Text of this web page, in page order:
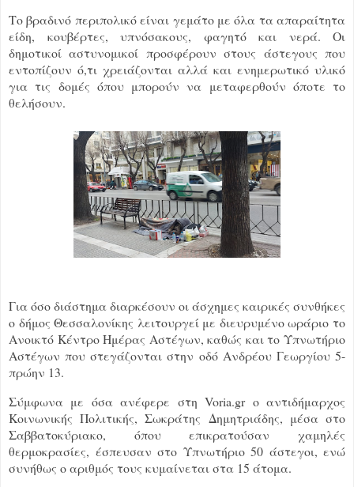
Το βραδινό περιπολικό είναι γεμάτο με όλα τα απαραίτητα
είδη, κουβέρτες, υπνόσακους, φαγητό και νερά. Οι
δημοτικοί αστυνομικοί προσφέρουν στους άστεγους που
εντοπίζουν ό,τι χρειάζονται αλλά και ενημερωτικό υλικό
για τις δομές όπου μπορούν να μεταφερθούν όποτε το
θελήσουν.
Για όσο διάστημα διαρκέσουν οι άσχημες καιρικές συνθήκες
ο δήμος Θεσσαλονίκης λειτουργεί με διευρυμένο ωράριο το
Ανοικτό Κέντρο Ημέρας Αστέγων, καθώς και το Υπνωτήριο
Αστέγων που στεγάζονται στην οδό Ανδρέου Γεωργίου 5-
πρώην 13.
Σύμφωνα με όσα ανέφερε στη Voria.gr ο αντιδήμαρχος
Κοινωνικής Πολιτικής, Σωκράτης Δημητριάδης, μέσα στο
Σαββατοκύριακο, όπου επικρατούσαν χαμηλές
θερμοκρασίες, έσπευσαν στο Υπνωτήριο 50 άστεγοι, ενώ
συνήθως ο αριθμός τους κυμαίνεται στα 15 άτομα.